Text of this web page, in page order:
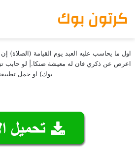
كرتون بوك
اول ما يحاسب عليه العبد يوم القيامة
اعرض عن ذكري فان له معيشة ضنكا.| لو حابب
بوك) او حمل